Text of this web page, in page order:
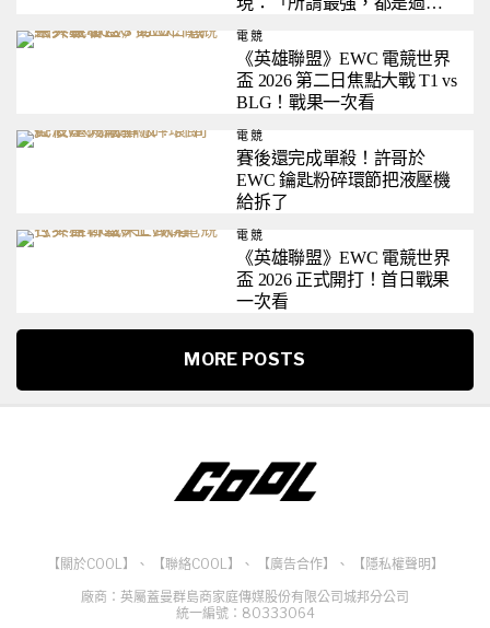
電競
《英雄聯盟》EWC 電競世界
盃 2026 第二日焦點大戰 T1 vs
BLG！戰果一次看
電競
賽後還完成單殺！許哥於
EWC 鑰匙粉碎環節把液壓機
給拆了
電競
《英雄聯盟》EWC 電競世界
盃 2026 正式開打！首日戰果
一次看
MORE POSTS
【關於COOL】 、 【聯絡COOL】 、 【廣告合作】 、
【隱私權聲明】
廠商：英屬蓋曼群島商家庭傳媒股份有限公司城邦分公司
統一編號：80333064